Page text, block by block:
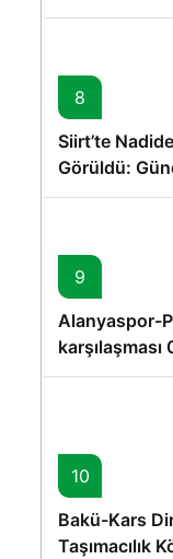
Dostları İçin
8
Siirt’te
Görüldü:
9
Alanyaspor-
karşılaşması
10
Bakü-Kars
Taşımacılık